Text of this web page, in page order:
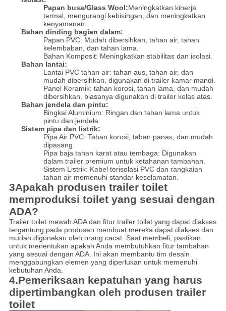
Papan busa/Glass Wool:Meningkatkan kinerja
termal, mengurangi kebisingan, dan meningkatkan
kenyamanan.
Bahan dinding bagian dalam:
Papan PVC: Mudah dibersihkan, tahan air, tahan
kelembaban, dan tahan lama.
Bahan Komposit: Meningkatkan stabilitas dan isolasi.
Bahan lantai:
Lantai PVC tahan air: tahan aus, tahan air, dan
mudah dibersihkan, digunakan di trailer kamar mandi.
Panel Keramik: tahan korosi, tahan lama, dan mudah
dibersihkan, biasanya digunakan di trailer kelas atas.
Bahan jendela dan pintu:
Bingkai Aluminium: Ringan dan tahan lama untuk
pintu dan jendela.
Sistem pipa dan listrik:
Pipa Air PVC: Tahan korosi, tahan panas, dan mudah
dipasang.
Pipa baja tahan karat atau tembaga: Digunakan
dalam trailer premium untuk ketahanan tambahan.
Sistem Listrik: Kabel terisolasi PVC dan rangkaian
tahan air memenuhi standar keselamatan.
3Apakah produsen trailer toilet
memproduksi toilet yang sesuai dengan
ADA?
Trailer toilet mewah ADA dan fitur trailer toilet yang dapat diakses
tergantung pada produsen.membuat mereka dapat diakses dan
mudah digunakan oleh orang cacat. Saat membeli, pastikan
untuk menentukan apakah Anda membutuhkan fitur tambahan
yang sesuai dengan ADA. Ini akan membantu tim desain
menggabungkan elemen yang diperlukan untuk memenuhi
kebutuhan Anda.
4.Pemeriksaan kepatuhan yang harus
dipertimbangkan oleh produsen trailer
toilet